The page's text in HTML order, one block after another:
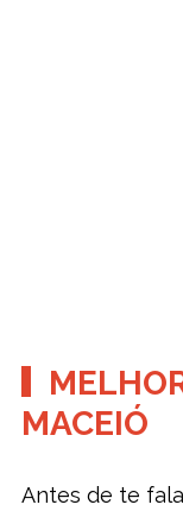
MACEIÓ
Antes de te